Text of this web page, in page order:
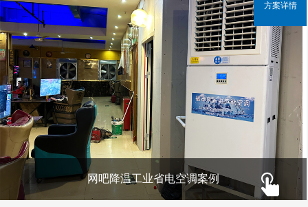
网吧降温工业省电空调案例
方案详情